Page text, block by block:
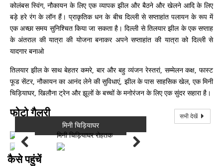
कोलंबस स्विंग, नौकायन के लिए एक व्यापक झील और बैठने और खेलने आदि के लिए
बड़े हरे रंग के लॉन हैं। प्राकृतिक धन के बीच दिल्ली से सप्ताहांत पलायन के रूप में
एक अच्छा समय सुनिश्चित किया जा सकता है। दिल्ली से तिलयार झील के एक सप्ताह
के अंतराल की यात्रा की योजना बनाकर अपने सप्ताहांत की यात्रा को दिल्ली से
यादगार बनाओ
तिलयार झील के साथ बेहतर कमरे, बार और बहु व्यंजन रेस्तरां, सम्मेलन कक्ष, फास्ट
फूड सेंटर, नौकायन का आनंद लेने की सुविधाएं, झील के पास साहसिक खेल, एक मिनी
चिड़ियाघर, खिलौना ट्रेन और झूलों के बच्चों के मनोरंजन के लिए एक सुंदर सहारा है।
फोटो गैलरी सभी देखें
मिनी चिड़ियाघर
कैसे पहुंचें